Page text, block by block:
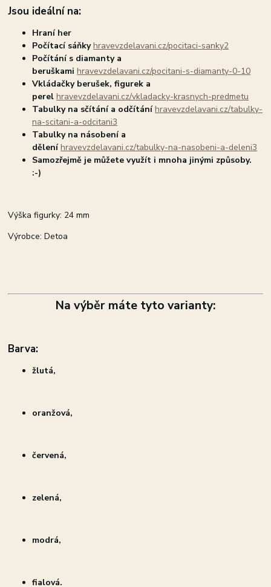
Jsou ideální na:
Hraní her
Počítací sáňkyhravevzdelavani.cz/pocitaci-sanky2
Počítání s diamanty a
beruškamihravevzdelavani.cz/pocitani-s-diamanty-0-10
Vkládačky berušek, figurek a
perelhravevzdelavani.cz/vkladacky-krasnych-predmetu
Tabulky na sčítání a odčítáníhravevzdelavani.cz/tabulky-
na-scitani-a-odcitani3
Tabulky na násobení a
děleníhravevzdelavani.cz/tabulky-na-nasobeni-a-deleni3
Samozřejmě je můžete využít i mnoha jinými způsoby.
:-)
Výška figurky: 24 mm
Výrobce: Detoa
Na výběr máte tyto varianty:
Barva:
žlutá,
oranžová,
červená,
zelená,
modrá,
fialová.